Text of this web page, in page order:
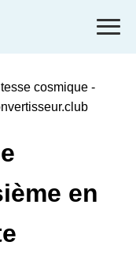
cosmique -
en